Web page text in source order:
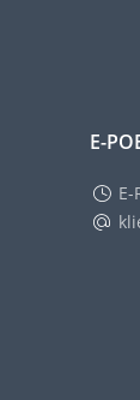
E-